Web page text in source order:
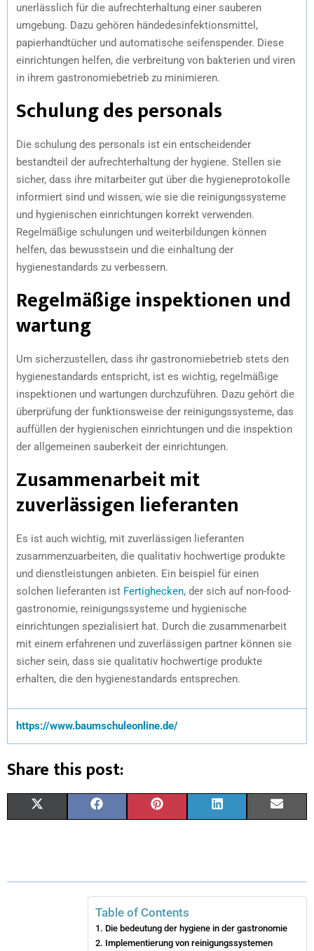
unerlässlich für die aufrechterhaltung einer sauberen
umgebung. Dazu gehören händedesinfektionsmittel,
papierhandtücher und automatische seifenspender. Diese
einrichtungen helfen, die verbreitung von bakterien und viren
in ihrem gastronomiebetrieb zu minimieren.
Schulung des personals
Die schulung des personals ist ein entscheidender
bestandteil der aufrechterhaltung der hygiene. Stellen sie
sicher, dass ihre mitarbeiter gut über die hygieneprotokolle
informiert sind und wissen, wie sie die reinigungssysteme
und hygienischen einrichtungen korrekt verwenden.
Regelmäßige schulungen und weiterbildungen können
helfen, das bewusstsein und die einhaltung der
hygienestandards zu verbessern.
Regelmäßige inspektionen und
wartung
Um sicherzustellen, dass ihr gastronomiebetrieb stets den
hygienestandards entspricht, ist es wichtig, regelmäßige
inspektionen und wartungen durchzuführen. Dazu gehört die
überprüfung der funktionsweise der reinigungssysteme, das
auffüllen der hygienischen einrichtungen und die inspektion
der allgemeinen sauberkeit der einrichtungen.
Zusammenarbeit mit
zuverlässigen lieferanten
Es ist auch wichtig, mit zuverlässigen lieferanten
zusammenzuarbeiten, die qualitativ hochwertige produkte
und dienstleistungen anbieten. Ein beispiel für einen
solchen lieferanten ist Fertighecken, der sich auf non-food-
gastronomie, reinigungssysteme und hygienische
einrichtungen spezialisiert hat. Durch die zusammenarbeit
mit einem erfahrenen und zuverlässigen partner können sie
sicher sein, dass sie qualitativ hochwertige produkte
erhalten, die den hygienestandards entsprechen.
https://www.baumschuleonline.de/
Share this post:
W E
B
O
T
R
K
D
I
Table of Contents
Die bedeutung der hygiene in der gastronomie
Implementierung von reinigungssystemen